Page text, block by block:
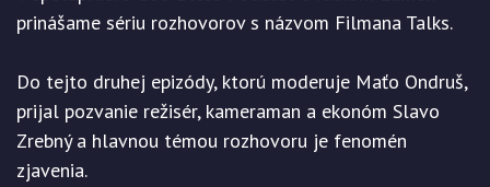
prinášame sériu rozhovorov s názvom Filmana Talks.
Do tejto druhej epizódy, ktorú moderuje Maťo Ondruš,
prijal pozvanie režisér, kameraman a ekonóm Slavo
Zrebný a hlavnou témou rozhovoru je fenomén
zjavenia.